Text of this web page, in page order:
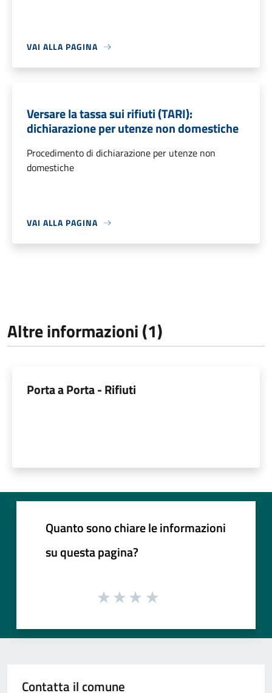
VAI ALLA PAGINA
Versare la tassa sui rifiuti (TARI):
dichiarazione per utenze non domestiche
Procedimento di dichiarazione per utenze non
domestiche
VAI ALLA PAGINA
Altre informazioni (1)
Porta a Porta - Rifiuti
Quanto sono chiare le informazioni
su questa pagina?
Contatta il comune